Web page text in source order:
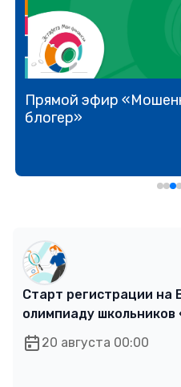
Прямой эфир
блогер»
Старт регистрации на
олимпиаду
20 августа 00:00